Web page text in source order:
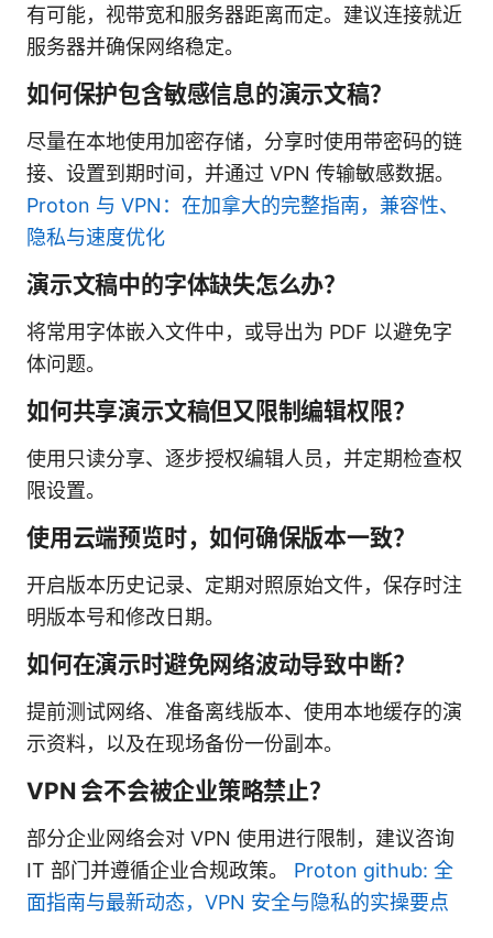
有可能，视带宽和服务器距离而定。建议连接就近
服务器并确保网络稳定。
如何保护包含敏感信息的演示文稿？
尽量在本地使用加密存储，分享时使用带密码的链
接、设置到期时间，并通过 VPN 传输敏感数据。
Proton 与 VPN：在加拿大的完整指南，兼容性、
隐私与速度优化
演示文稿中的字体缺失怎么办？
将常用字体嵌入文件中，或导出为 PDF 以避免字
体问题。
如何共享演示文稿但又限制编辑权限？
使用只读分享、逐步授权编辑人员，并定期检查权
限设置。
使用云端预览时，如何确保版本一致？
开启版本历史记录、定期对照原始文件，保存时注
明版本号和修改日期。
如何在演示时避免网络波动导致中断？
提前测试网络、准备离线版本、使用本地缓存的演
示资料，以及在现场备份一份副本。
VPN 会不会被企业策略禁止？
部分企业网络会对 VPN 使用进行限制，建议咨询
IT 部门并遵循企业合规政策。 Proton github: 全
面指南与最新动态，VPN 安全与隐私的实操要点